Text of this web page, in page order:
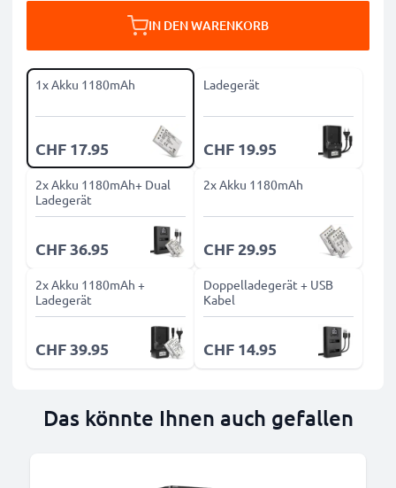
IN DEN WARENKORB
1x Akku 1180mAh
CHF 17.95
Ladegerät
CHF 19.95
2x Akku 1180mAh+ Dual
Ladegerät
CHF 36.95
2x Akku 1180mAh
CHF 29.95
2x Akku 1180mAh +
Ladegerät
CHF 39.95
Doppelladegerät + USB
Kabel
CHF 14.95
Das könnte Ihnen auch gefallen